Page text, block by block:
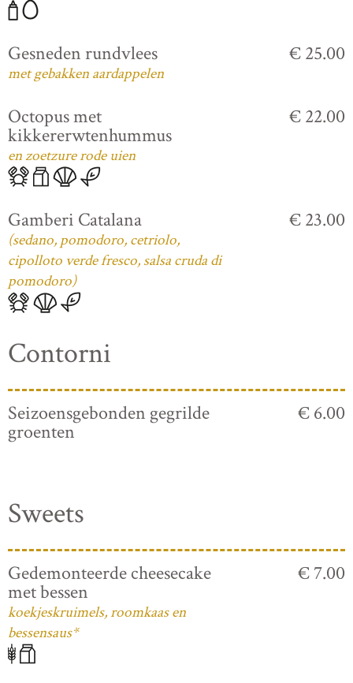
Gesneden rundvlees
met gebakken aardappelen
€ 25.00
Octopus met
kikkererwtenhummus
en zoetzure rode uien
€ 22.00
Gamberi Catalana
(sedano, pomodoro, cetriolo,
cipolloto verde fresco, salsa cruda di
pomodoro)
€ 23.00
Contorni
Seizoensgebonden gegrilde
groenten
€ 6.00
Sweets
Gedemonteerde cheesecake
met bessen
koekjeskruimels, roomkaas en
bessensaus*
€ 7.00